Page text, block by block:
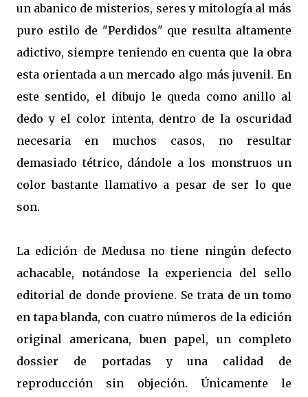
un abanico de misterios, seres y mitología al más
puro estilo de "Perdidos" que resulta altamente
adictivo, siempre teniendo en cuenta que la obra
esta orientada a un mercado algo más juvenil. En
este sentido, el dibujo le queda como anillo al
dedo y el color intenta, dentro de la oscuridad
necesaria en muchos casos, no resultar
demasiado tétrico, dándole a los monstruos un
color bastante llamativo a pesar de ser lo que
son.
La edición de Medusa no tiene ningún defecto
achacable, notándose la experiencia del sello
editorial de donde proviene. Se trata de un tomo
en tapa blanda, con cuatro números de la edición
original americana, buen papel, un completo
dossier de portadas y una calidad de
reproducción sin objeción. Únicamente le